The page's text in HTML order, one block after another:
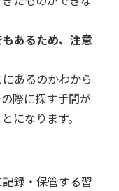
あるため、注意
あるのかわから
際に探す手間が
になります。
録・保管する習